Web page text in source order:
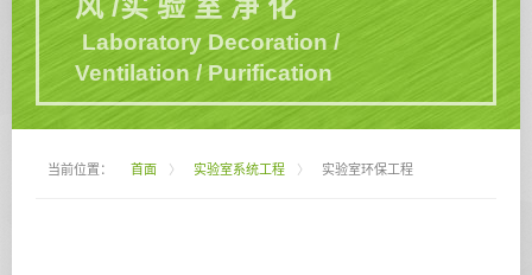
风 /实 验 室 净 化
Laboratory Decoration /
Ventilation / Purification
当前位置： 首面 〉 实验室系统工程 〉 实验室环保工程